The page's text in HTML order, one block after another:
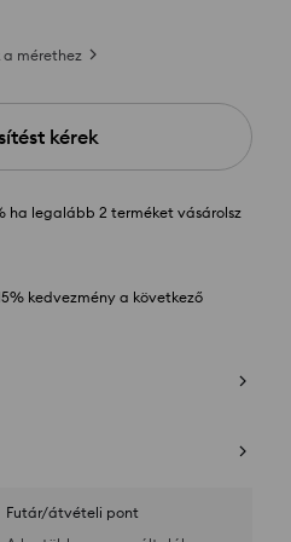
mérethez
kérek
ha legalább 2 terméket vásárolsz
kedvezmény a következő
Futár/átvételi pont